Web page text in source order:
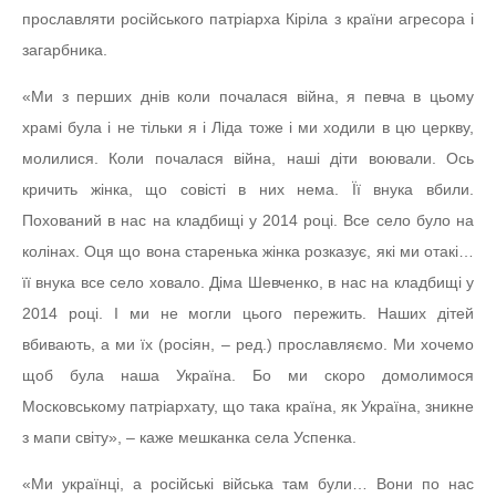
прославляти російського патріарха Кіріла з країни агресора і
загарбника.
«Ми з перших днів коли почалася війна, я певча в цьому
храмі була і не тільки я і Ліда тоже і ми ходили в цю церкву,
молилися. Коли почалася війна, наші діти воювали. Ось
кричить жінка, що совісті в них нема. Її внука вбили.
Похований в нас на кладбищі у 2014 році. Все село було на
колінах. Оця що вона старенька жінка розказує, які ми отакі…
її внука все село ховало. Діма Шевченко, в нас на кладбищі у
2014 році. І ми не могли цього пережить. Наших дітей
вбивають, а ми їх (росіян, – ред.) прославляємо. Ми хочемо
щоб була наша Україна. Бо ми скоро домолимося
Московському патріархату, що така країна, як Україна, зникне
з мапи світу», – каже мешканка села Успенка.
«Ми українці, а російські війська там були… Вони по нас